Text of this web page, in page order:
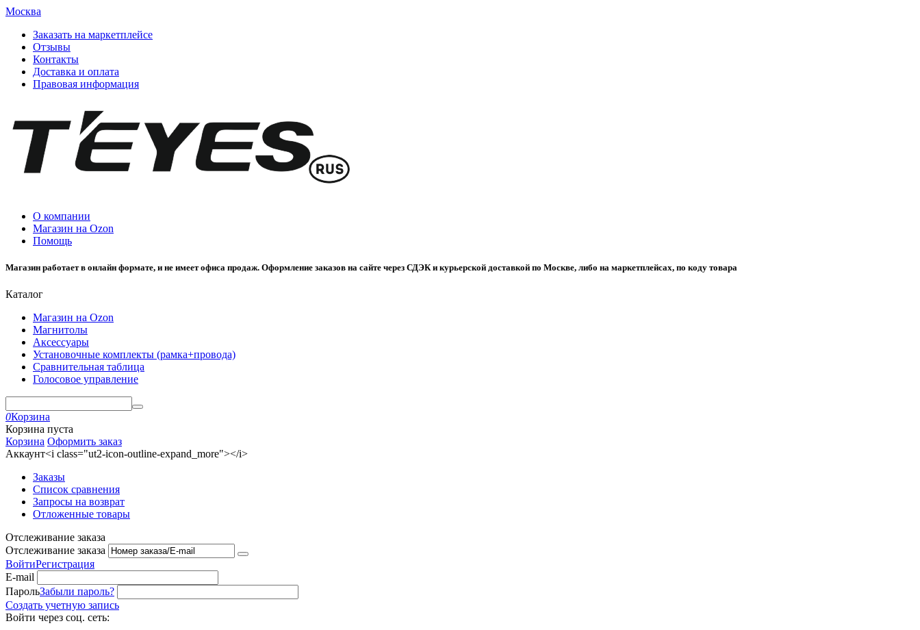
Москва
Заказать на маркетплейсе
Отзывы
Контакты
Доставка и оплата
Правовая информация
О компании
Магазин на Ozon
Помощь
Магазин работает в онлайн формате, и не имеет офиса продаж. Оформление заказов на сайте через СДЭК и курьерской доставкой по Москве, либо на маркетплейсах, по коду товара
Каталог
Магазин на Ozon
Магнитолы
Аксессуары
Установочные комплекты (рамка+провода)
Сравнительная таблица
Голосовое управление
0Корзина
Корзина пуста
Корзина Оформить заказ
Аккаунт<i class="ut2-icon-outline-expand_more"></i>
Заказы
Список сравнения
Запросы на возврат
Отложенные товары
Отслеживание заказа
Отслеживание заказа
ВойтиРегистрация
E-mail
ПарольЗабыли пароль?
Создать учетную запись
Войти через соц. сеть: